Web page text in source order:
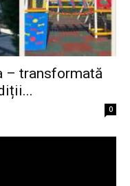
– transformată
0